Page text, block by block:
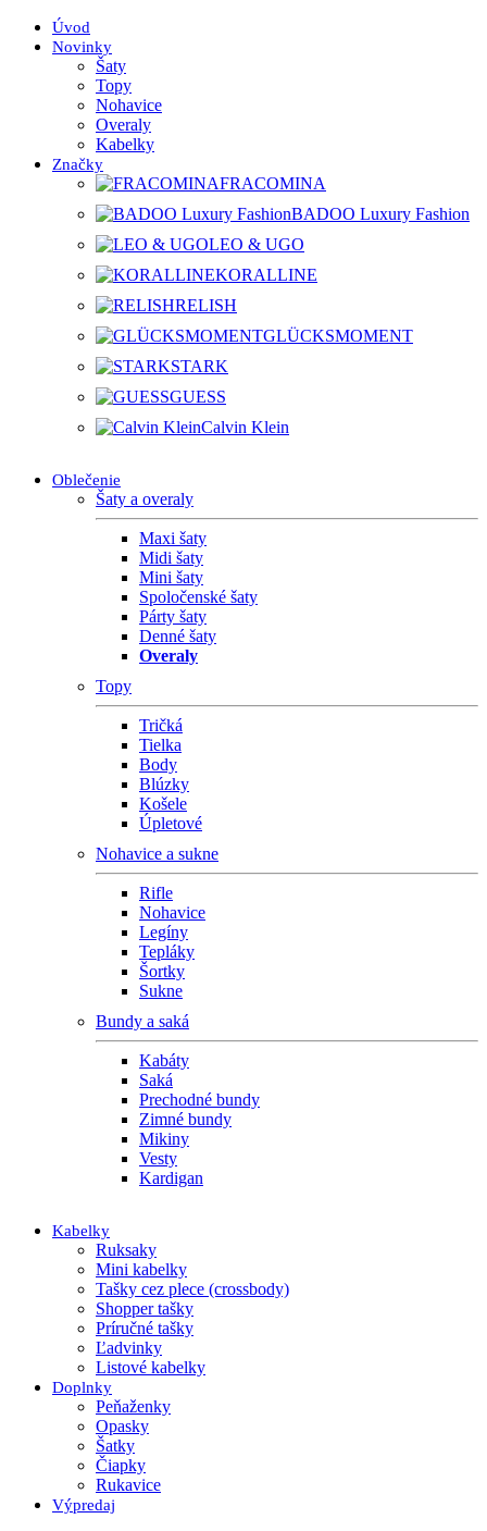
Úvod
Novinky
Šaty
Topy
Nohavice
Overaly
Kabelky
Značky
FRACOMINA
BADOO Luxury Fashion
LEO & UGO
KORALLINE
RELISH
GLÜCKSMOMENT
STARK
GUESS
Calvin Klein
Oblečenie
Šaty a overaly
Maxi šaty
Midi šaty
Mini šaty
Spoločenské šaty
Párty šaty
Denné šaty
Overaly
Topy
Tričká
Tielka
Body
Blúzky
Košele
Úpletové
Nohavice a sukne
Rifle
Nohavice
Legíny
Tepláky
Šortky
Sukne
Bundy a saká
Kabáty
Saká
Prechodné bundy
Zimné bundy
Mikiny
Vesty
Kardigan
Kabelky
Ruksaky
Mini kabelky
Tašky cez plece (crossbody)
Shopper tašky
Príručné tašky
Ľadvinky
Listové kabelky
Doplnky
Peňaženky
Opasky
Šatky
Čiapky
Rukavice
Výpredaj